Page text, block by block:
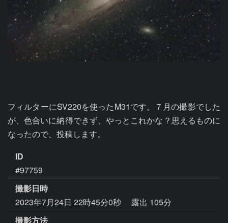
フィルターにSV220を使ったM31です。７月の撮影でした
が、色合いに納得できず、やっとこれかな？思えるものに
なったので、投稿します。
ID
#97759
撮影日時
2023年7月24日 22時45分0秒
露出 105分
撮影方法